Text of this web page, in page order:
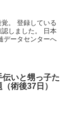
。 登録している
しました。 日本
データセンターへ
伝いと甥っ子た
術後37日）